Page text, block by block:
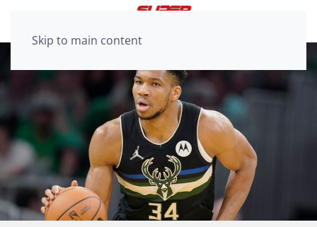
Skip to main content